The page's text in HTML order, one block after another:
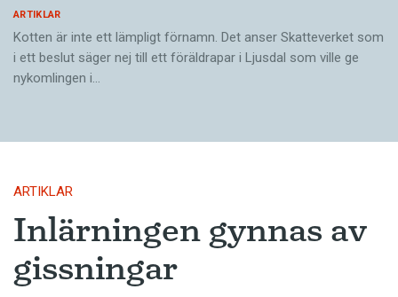
ARTIKLAR
Kotten är inte ett lämpligt förnamn. Det anser Skatte­verket som
i ett beslut säger nej till ett föräldra­par i Ljusdal som ville ge
nykomlingen i…
ARTIKLAR
Inlärningen gynnas av
gissningar